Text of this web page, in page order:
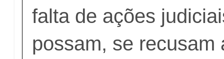
falta de ações
possam, se recusam